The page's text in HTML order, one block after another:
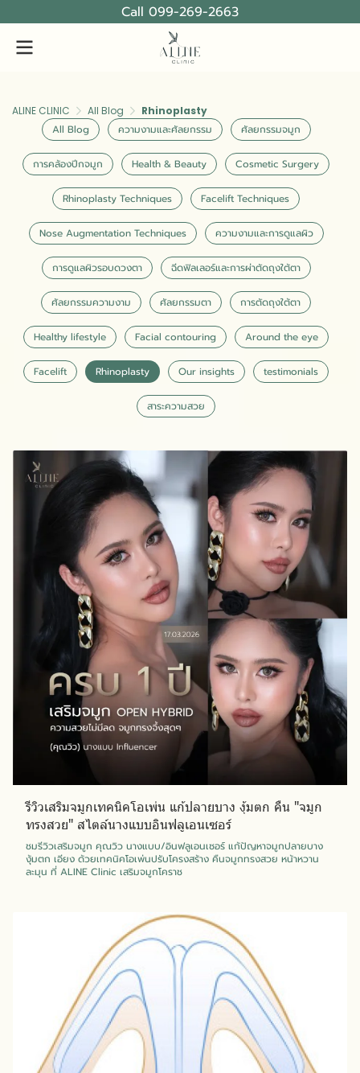
Call 099-269-2663
ALINE CLINIC All Blog Rhinoplasty
All Blog ความงามและศัลยกรรม ศัลยกรรมจมูก
การคล้องปีกจมูก Health & Beauty Cosmetic Surgery
Rhinoplasty Techniques Facelift Techniques
Nose Augmentation Techniques ความงามและการดูแลผิว
การดูแลผิวรอบดวงตา ฉีดฟิลเลอร์และการผ่าตัดถุงใต้ตา
ศัลยกรรมความงาม ศัลยกรรมตา การตัดถุงใต้ตา
Healthy lifestyle Facial contouring Around the eye
Facelift Rhinoplasty Our insights testimonials
สาระความสวย
รีวิวเสริมจมูกเทคนิคโอเพ่น แก้ปลายบาง งุ้มตก คืน "จมูก
ทรงสวย" สไตล์นางแบบอินฟลูเอนเซอร์
ชมรีวิวเสริมจมูก คุณวิว นางแบบ/อินฟลูเอนเซอร์ แก้ปัญหาจมูกปลายบาง
งุ้มตก เอียง ด้วยเทคนิคโอเพ่นปรับโครงสร้าง คืนจมูกทรงสวย หน้าหวาน
ละมุน ที่ ALINE Clinic เสริมจมูกโคราช